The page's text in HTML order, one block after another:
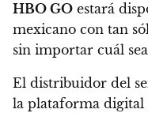
HBO GO estará
mexicano con tan
sin importar cuál
El distribuidor del
la plataforma digital